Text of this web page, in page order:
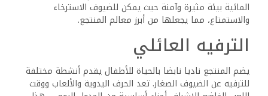
يقع منتجع أمارينا صن وأكوا بارك في موقع استراتيجي في شرم
الشيخ، مما يوفر سهولة الوصول إلى مناطق الجذب المحلية
وخيارات النقل للزوار.
القرب من مناطق الجذب
المحلية